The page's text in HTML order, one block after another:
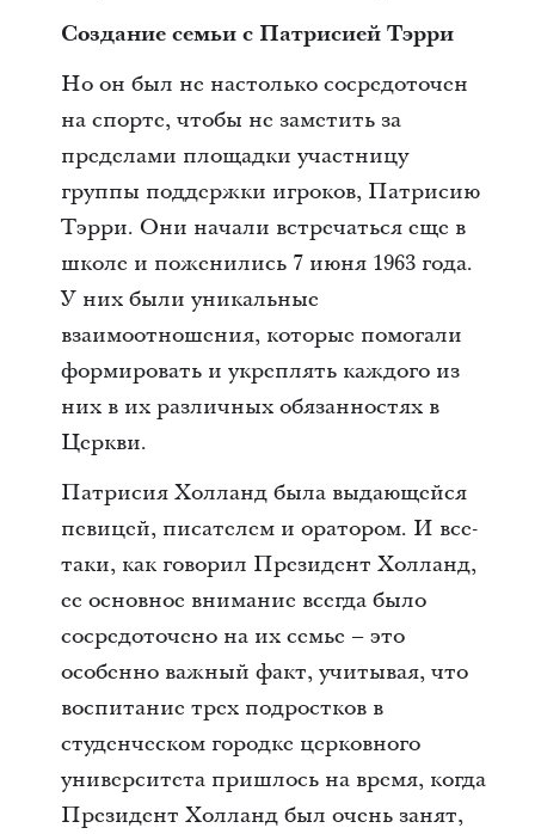
Создание семьи с Патрисией Тэрри
Но он был не настолько сосредоточен
на спорте, чтобы не заметить за
пределами площадки участницу
группы поддержки игроков, Патрисию
Тэрри. Они начали встречаться еще в
школе и поженились 7 июня 1963 года.
У них были уникальные
взаимоотношения, которые помогали
формировать и укреплять каждого из
них в их различных обязанностях в
Церкви.
Патрисия Холланд была выдающейся
певицей, писателем и оратором. И все-
таки, как говорил Президент Холланд,
ее основное внимание всегда было
сосредоточено на их семье – это
особенно важный факт, учитывая, что
воспитание трех подростков в
студенческом городке церковного
университета пришлось на время, когда
Президент Холланд был очень занят,